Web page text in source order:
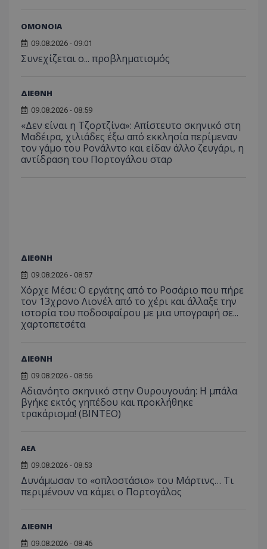
ΟΜΟΝΟΙΑ
09.08.2026 - 09:01
Συνεχίζεται ο... προβληματισμός
ΔΙΕΘΝΗ
09.08.2026 - 08:59
«Δεν είναι η Τζορτζίνα»: Απίστευτο σκηνικό στη
Μαδέιρα, χιλιάδες έξω από εκκλησία περίμεναν
τον γάμο του Ρονάλντο και είδαν άλλο ζευγάρι, η
αντίδραση του Πορτογάλου σταρ
ΔΙΕΘΝΗ
09.08.2026 - 08:57
Χόρχε Μέσι: Ο εργάτης από το Ροσάριο που πήρε
τον 13χρονο Λιονέλ από το χέρι και άλλαξε την
ιστορία του ποδοσφαίρου με μια υπογραφή σε...
χαρτοπετσέτα
ΔΙΕΘΝΗ
09.08.2026 - 08:56
Αδιανόητο σκηνικό στην Ουρουγουάη: Η μπάλα
βγήκε εκτός γηπέδου και προκλήθηκε
τρακάρισμα! (BINTEO)
ΑΕΛ
09.08.2026 - 08:53
Δυνάμωσαν το «οπλοστάσιο» του Μάρτινς… Τι
περιμένουν να κάμει ο Πορτογάλος
ΔΙΕΘΝΗ
09.08.2026 - 08:46